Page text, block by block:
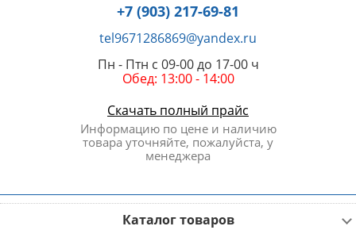
+7 (903) 217-69-81
tel9671286869@yandex.ru
Пн - Птн с 09-00 до 17-00 ч
Обед: 13:00 - 14:00
Скачать полный прайс
Информацию по цене и наличию
товара уточняйте, пожалуйста, у
менеджера
Каталог товаров